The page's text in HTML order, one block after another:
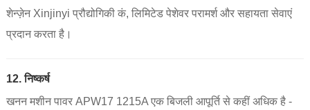
शेन्ज़ेन Xinjinyi प्रौद्योगिकी कं, लिमिटेड पेशेवर परामर्श और सहायता सेवाएं
प्रदान करता है।
12. निष्कर्ष
खनन मशीन पावर APW17 1215A एक बिजली आपूर्ति से कहीं अधिक है -